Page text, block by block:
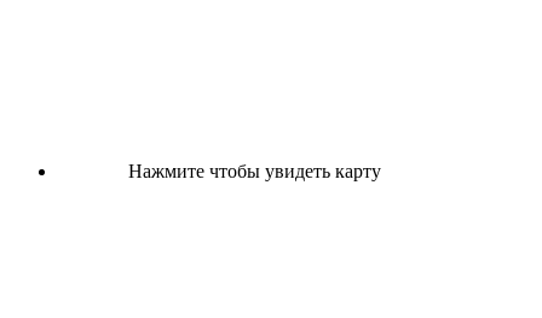
Нажмите чтобы увидеть карту